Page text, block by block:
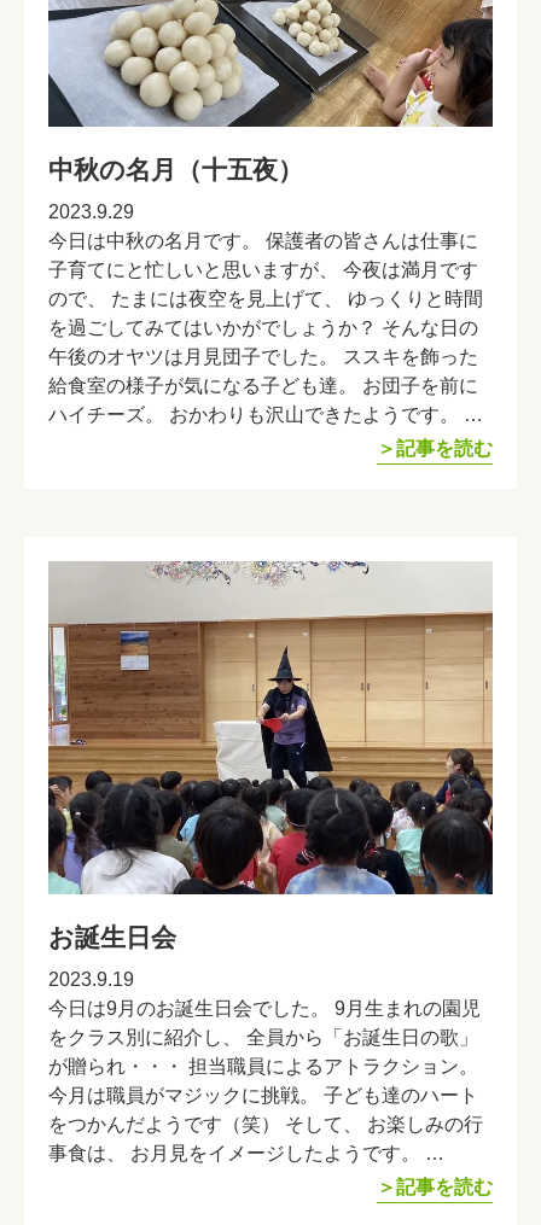
中秋の名月（十五夜）
2023.9.29
今日は中秋の名月です。 保護者の皆さんは仕事に
子育てにと忙しいと思いますが、 今夜は満月です
ので、 たまには夜空を見上げて、 ゆっくりと時間
を過ごしてみてはいかがでしょうか？ そんな日の
午後のオヤツは月見団子でした。 ススキを飾った
給食室の様子が気になる子ども達。 お団子を前に
ハイチーズ。 おかわりも沢山できたようです。 …
＞記事を読む
お誕生日会
2023.9.19
今日は9月のお誕生日会でした。 9月生まれの園児
をクラス別に紹介し、 全員から「お誕生日の歌」
が贈られ・・・ 担当職員によるアトラクション。
今月は職員がマジックに挑戦。 子ども達のハート
をつかんだようです（笑） そして、 お楽しみの行
事食は、 お月見をイメージしたようです。 …
＞記事を読む